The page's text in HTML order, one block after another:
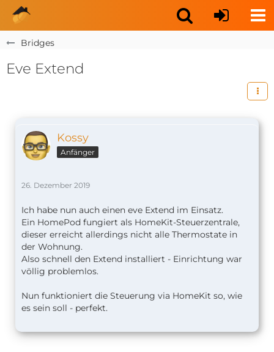
Bridges
Eve Extend
Kossy
Anfänger
26. Dezember 2019
Ich habe nun auch einen eve Extend im Einsatz.
Ein HomePod fungiert als HomeKit-Steuerzentrale,
dieser erreicht allerdings nicht alle Thermostate in
der Wohnung.
Also schnell den Extend installiert - Einrichtung war
völlig problemlos.
Nun funktioniert die Steuerung via HomeKit so, wie
es sein soll - perfekt.